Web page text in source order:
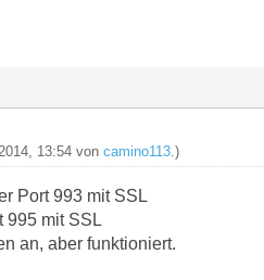
13:54 von camino113.)
Port 993 mit SSL
995 mit SSL
an, aber funktioniert.